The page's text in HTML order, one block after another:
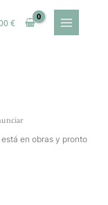
€
en obras y pronto